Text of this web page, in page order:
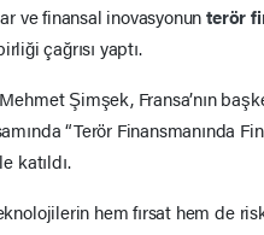
ve finansal inovasyonunterör
çağrısı yaptı.
Şimşek, Fransa’nın
“Terör Finansmanında
katıldı.
hem fırsat hem de